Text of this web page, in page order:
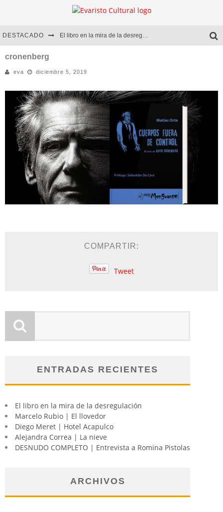
DESTACADO El libro en la mira de la desregulación
Diego Meret | Hotel Acapulco
Alejandra Correa | La nieve
cronenberg
eva diciembre 5, 2019
COMPARTIR:
Tweet
ENTRADAS RECIENTES
El libro en la mira de la desregulación
Marcelo Rubio | El llovedor
Diego Meret | Hotel Acapulco
Alejandra Correa | La nieve
DESNUDO COMPLETO | Entrevista a Romina Pistolas
ARCHIVOS